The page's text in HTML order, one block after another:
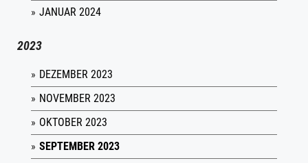
JANUAR 2024
2023
DEZEMBER 2023
NOVEMBER 2023
OKTOBER 2023
SEPTEMBER 2023